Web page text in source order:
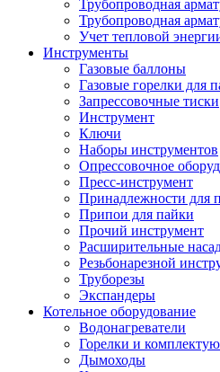
Трубопроводная
Трубопроводная
Учет тепловой
Инструменты
Газовые баллоны
Газовые горелки для
Запрессовочные тиски
Инструмент
Ключи
Наборы инструментов
Опрессовочное
Пресс-инструмент
Принадлежности для
Припои для пайки
Прочий инструмент
Расширительные
Резьбонарезной
Труборезы
Экспандеры
Котельное оборудование
Водонагреватели
Горелки и
Дымоходы